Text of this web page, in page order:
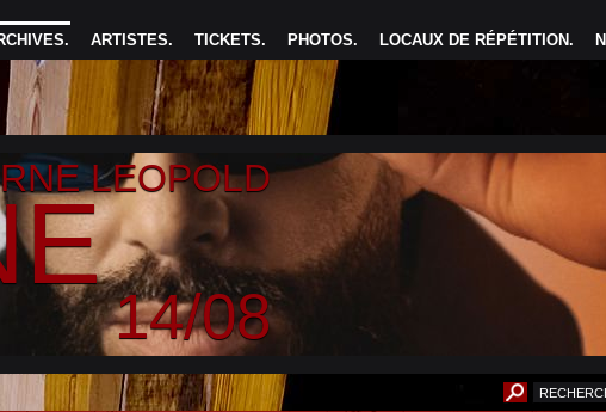
LOCAUX DE RÉPÉTITION.
PHOTOS.
TICKETS.
ARTISTES.
.
LEOPOLD
14/08